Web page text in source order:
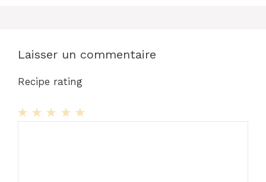
Laisser un commentaire
Recipe rating